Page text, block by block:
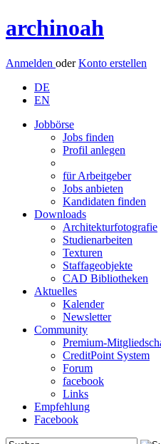
archinoah
Anmelden oderKonto erstellen
DE
EN
Jobbörse
Jobs finden
Profil anlegen
für Arbeitgeber
Jobs anbieten
Kandidaten finden
Downloads
Architekturfotografie
Studienarbeiten
Texturen
Staffageobjekte
CAD Bibliotheken
Aktuelles
Kalender
Newsletter
Community
Premium-
CreditPoint System
Forum
facebook
Links
Empfehlung
Facebook